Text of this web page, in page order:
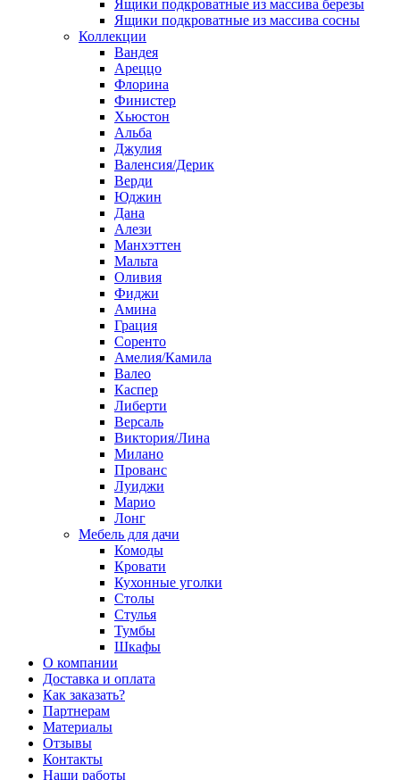
Ящики подкроватные из массива березы
Ящики подкроватные из массива сосны
Коллекции
Вандея
Ареццо
Флорина
Финистер
Хьюстон
Альба
Джулия
Валенсия/Дерик
Верди
Юджин
Дана
Алези
Манхэттен
Мальта
Оливия
Фиджи
Амина
Грация
Соренто
Амелия/Камила
Валео
Каспер
Либерти
Версаль
Виктория/Лина
Милано
Прованс
Луиджи
Марио
Лонг
Мебель для дачи
Комоды
Кровати
Кухонные уголки
Столы
Стулья
Тумбы
Шкафы
О компании
Доставка и оплата
Как заказать?
Партнерам
Материалы
Отзывы
Контакты
Наши работы